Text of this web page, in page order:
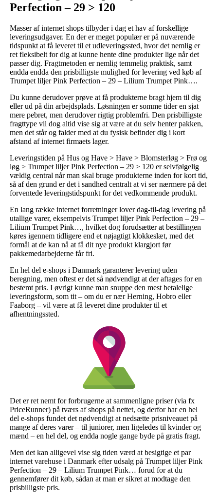
Perfection – 29 > 120
Masser af internet shops tilbyder i dag et hav af forskellige
leveringsudgaver. En der er meget populær er på nuværende
tidspunkt at få leveret til et udleveringssted, hvor det nemlig er
ret fleksibelt for dig at kunne hente dine produkter lige når det
passer dig. Fragtmetoden er nemlig temmelig praktisk, samt
endda endda den prisbilligste mulighed for levering ved køb af
Trumpet liljer Pink Perfection – 29 – Lilium Trumpet Pink….
Du kunne derudover prøve at få produkterne bragt hjem til dig
eller ud på din arbejdsplads. Løsningen er somme tider en sjat
mere pebret, men derudover rigtig problemfri. Den prisbilligste
fragttype vil dog altid vise sig at være at du selv henter pakken,
men det står og falder med at du fysisk befinder dig i kort
afstand af internet firmaets lager.
Leveringstiden på Hus og Have > Have > Blomsterløg > Frø og
løg > Trumpet liljer Pink Perfection – 29 > 120 er selvfølgelig
vældig central når man skal bruge produkterne inden for kort tid,
så af den grund er det i sandhed centralt at vi ser nærmere på det
forventede leveringstidspunkt for det vedkommende produkt.
En lang række internet forretninger lover dag-til-dag levering på
utallige varer, eksempelvis Trumpet liljer Pink Perfection – 29 –
Lilium Trumpet Pink…, hvilket dog forudsætter at bestillingen
køres igennem tidligere end et nøjagtigt klokkeslæt, med det
formål at de kan nå at få dit nye produkt klargjort før
pakkemedarbejderne får fri.
En hel del e-shops i Danmark garanterer levering uden
beregning, men oftest er det så nødvendigt at der aftages for en
bestemt pris. I øvrigt kunne man snuppe den mest betalelige
leveringsform, som tit – om du er nær Herning, Hobro eller
Faaborg – vil være at få leveret dine produkter til et
afhentningssted.
Det er ret nemt for forbrugerne at sammenligne priser (via fx
PriceRunner) på tværs af shops på nettet, og derfor har en hel
del e-shops fundet det nødvendigt at nedsætte prisniveauet på
mange af deres varer – til juniorer, men ligeledes til kvinder og
mænd – en hel del, og endda nogle gange byde på gratis fragt.
Men det kan alligevel vise sig tiden værd at besigtige et par
internet varehuse i Danmark efter udsalg på Trumpet liljer Pink
Perfection – 29 – Lilium Trumpet Pink… forud for at du
gennemfører dit køb, sådan at man er sikret at modtage den
prisbilligste pris.